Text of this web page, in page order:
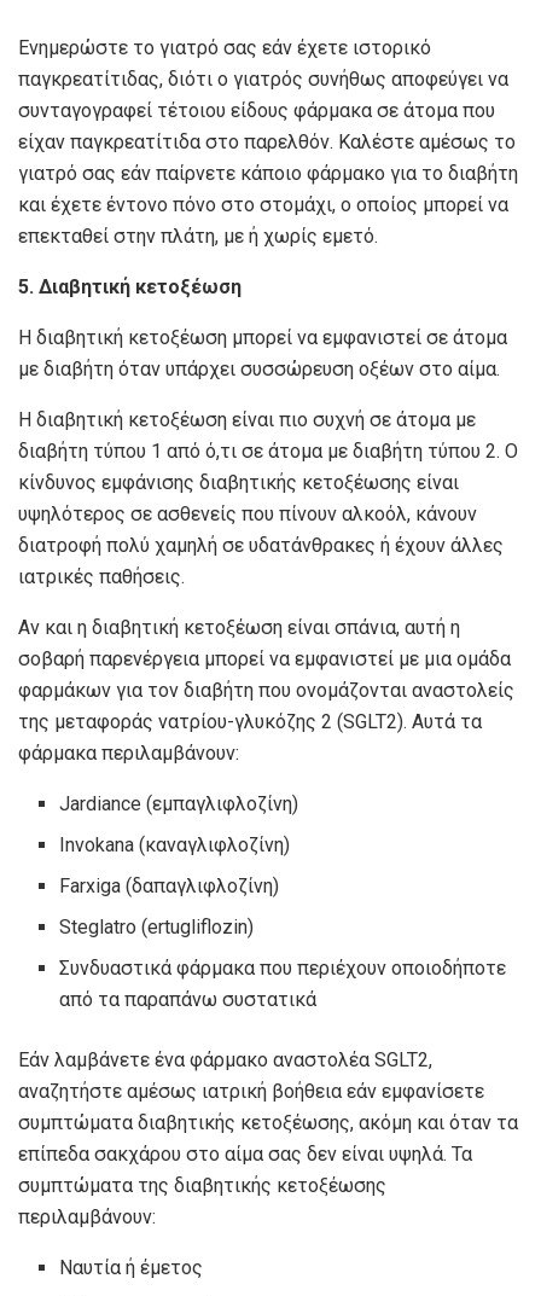
Ενημερώστε το γιατρό σας εάν έχετε ιστορικό
παγκρεατίτιδας, διότι ο γιατρός συνήθως αποφεύγει να
συνταγογραφεί τέτοιου είδους φάρμακα σε άτομα που
είχαν παγκρεατίτιδα στο παρελθόν. Καλέστε αμέσως το
γιατρό σας εάν παίρνετε κάποιο φάρμακο για το διαβήτη
και έχετε έντονο πόνο στο στομάχι, ο οποίος μπορεί να
επεκταθεί στην πλάτη, με ή χωρίς εμετό.
5. Διαβητική κετοξέωση
Η διαβητική κετοξέωση μπορεί να εμφανιστεί σε άτομα
με διαβήτη όταν υπάρχει συσσώρευση οξέων στο αίμα.
Η διαβητική κετοξέωση είναι πιο συχνή σε άτομα με
διαβήτη τύπου 1 από ό,τι σε άτομα με διαβήτη τύπου 2. Ο
κίνδυνος εμφάνισης διαβητικής κετοξέωσης είναι
υψηλότερος σε ασθενείς που πίνουν αλκοόλ, κάνουν
διατροφή πολύ χαμηλή σε υδατάνθρακες ή έχουν άλλες
ιατρικές παθήσεις.
Αν και η διαβητική κετοξέωση είναι σπάνια, αυτή η
σοβαρή παρενέργεια μπορεί να εμφανιστεί με μια ομάδα
φαρμάκων για τον διαβήτη που ονομάζονται αναστολείς
της μεταφοράς νατρίου-γλυκόζης 2 (SGLT2). Αυτά τα
φάρμακα περιλαμβάνουν:
Jardiance (εμπαγλιφλοζίνη)
Invokana (καναγλιφλοζίνη)
Farxiga (δαπαγλιφλοζίνη)
Steglatro (ertugliflozin)
Συνδυαστικά φάρμακα που περιέχουν οποιοδήποτε
από τα παραπάνω συστατικά
Εάν λαμβάνετε ένα φάρμακο αναστολέα SGLT2,
αναζητήστε αμέσως ιατρική βοήθεια εάν εμφανίσετε
συμπτώματα διαβητικής κετοξέωσης, ακόμη και όταν τα
επίπεδα σακχάρου στο αίμα σας δεν είναι υψηλά. Τα
συμπτώματα της διαβητικής κετοξέωσης
περιλαμβάνουν:
Ναυτία ή έμετος